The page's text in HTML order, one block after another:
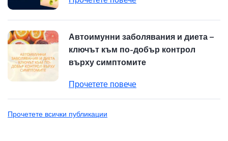
Автоимунни заболявания и диета –
ключът към по-добър контрол
върху симптомите
Прочетете повече
Прочетете всички публикации